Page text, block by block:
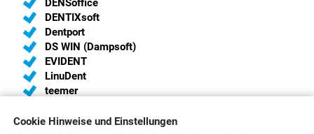
Cookie Hinweise und Einstellungen
DENSoffice
DENTIXsoft
Dentport
DS WIN (Dampsoft)
EVIDENT
LinuDent
teemer